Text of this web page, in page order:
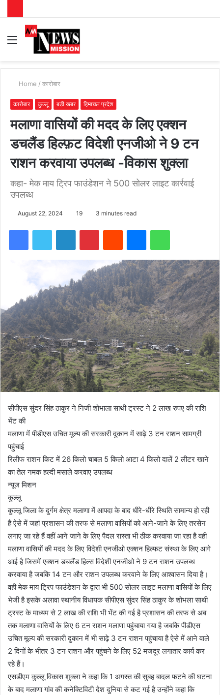
Menu
Home / कारोबार
कारोबार कुल्लू बड़ी खबर हिमाचल प्रदेश
मलाणा वासियों की मदद के लिए एक्शन
डचलैंड हिल्फ़ट विदेशी एनजीओ ने 9 टन
राशन करवाया उपलब्ध -विकास शुक्ला
कहा- मेक माय ट्रिप फाउंडेशन ने 500 सोलर लाइट कार्रवाई
उपलब्ध
August 22, 2024 19 3 minutes read
सीपीएस सुंदर सिंह ठाकुर ने निजी शोभाला साथी ट्रस्ट ने 2 लाख रुपए की राशि
भेंट की
मलाणा में पीडीएस उचित मूल्य की सरकारी दुकान में साढ़े 3 टन राशन सामग्री
पहुंचाई
रिलीफ राशन किट में 26 किलो चाबल 5 किलो आटा 4 किलो दालें 2 लीटर खाने
का तेल नमक हल्दी मसाले करवाए उपलब्ध
न्यूज मिशन
कुल्लू
कुल्लू जिला के दुर्गम क्षेत्र मलाणा में आपदा के बाद धीरे-धीरे स्थिति सामान्य हो रही
है ऐसे में जहां प्रशासन की तरफ से मलाणा वासियों को आने-जाने के लिए तरसेन
लगाए जा रहे हैं वहीं आने जाने के लिए पैदल रास्ता भी ठीक करवाया जा रहा है वही
मलाणा वासियों की मदद के लिए विदेशी एनजीओ एक्शन हिल्फट संस्था के लिए आगे
आई है जिसमें एक्शन डचलैंड हिल्स विदेशी एनजीओ ने 9 टन राशन उपलब्ध
करवाया है जबकि 14 टन और राशन उपलब्ध करवाने के लिए आश्वासन दिया है।
वही मेक माय ट्रिप फाउंडेशन के द्वारा भी 500 सोलर लाइट मलाणा वासियों के लिए
भेजी है इसके अलावा स्थानीय विधायक सीपीएस सुंदर सिंह ठाकुर के शोभला साथी
ट्रस्ट के माध्यम से 2 लाख की राशि भी भेंट की गई है प्रशासन की तरफ से अब
तक मलाणा वासियों के लिए 6 टन राशन मलाणा पहुंचाया गया है जबकि पीडीएस
उचित मूल्य की सरकारी दुकान में भी साढ़े 3 टन राशन पहुंचाया है ऐसे में आने वाले
2 दिनों के भीतर 3 टन राशन और पहुंचने के लिए 52 मजदूर लगातार कार्य कर
रहे हैं।
एसडीएम कुल्लू विकास शुक्ला ने कहा कि 1 अगस्त की सुबह बादल फटने की घटना
के बाद मलाणा गांव की कनेक्टिविटी देश दुनिया से कट गई है उन्होंने कहा कि